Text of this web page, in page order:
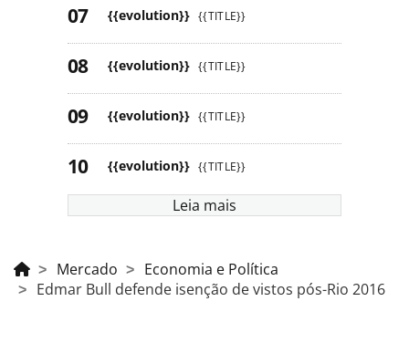
{{evolution}} {{TITLE}}
{{evolution}} {{TITLE}}
{{evolution}} {{TITLE}}
{{evolution}} {{TITLE}}
Leia mais
Mercado
Economia e Política
Edmar Bull defende isenção de vistos pós-Rio 2016